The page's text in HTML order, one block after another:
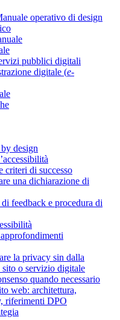
operativo di design
pubblici digitali
digitale (e-
design
criteri di successo
una dichiarazione di
feedback e procedura di
la privacy sin dalla
o servizio digitale
quando necessario
web: architettura,
riferimenti DPO